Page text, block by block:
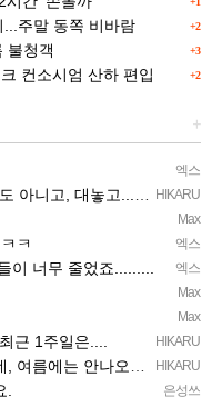
+2
주말 동쪽 비바람
+3
불청객
+2
컨소시엄 산하 편입
+
엑스
HIKARU
고, 대놓고...ㅋ ㅋ)
Max
엑스
ㅋ
엑스
이 너무 줄었죠.........
Max
Max
HIKARU
근 1주일은....
HIKARU
나오는 것 같은.....ㅎ ㅎ)
은성쓰